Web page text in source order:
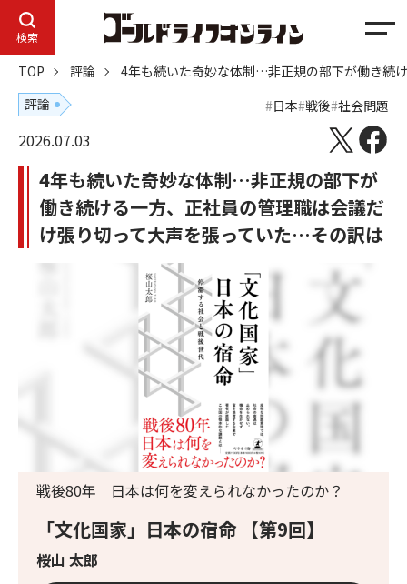
検索
メ
ニ
ュ
ー
TOP 評論
4年も続いた奇妙な体制…非正規の部下が働き続
評論
日本 戦後 社会問題
2026.07.03
4年も続いた奇妙な体制…非正規の部下が
働き続ける一方、正社員の管理職は会議だ
け張り切って大声を張っていた…その訳は
「文化国家」日本の宿命 【第9回】
桜山 太郎
戦後80年 日本は何を変えられなかったのか？